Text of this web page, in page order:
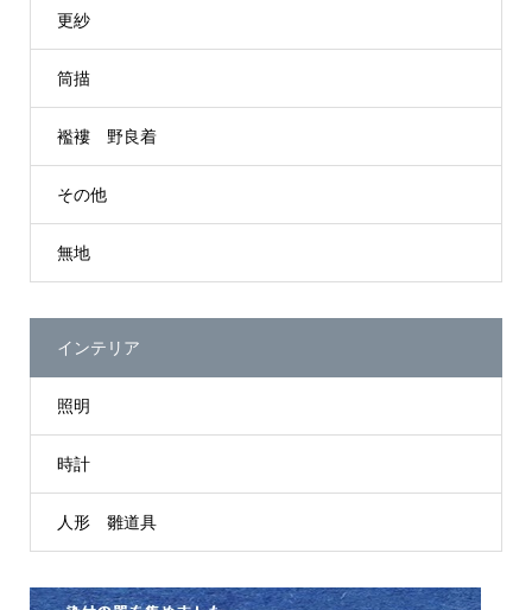
更紗
筒描
襤褸 野良着
その他
無地
インテリア
照明
時計
人形 雛道具